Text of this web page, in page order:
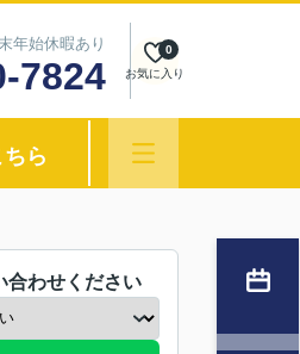
年始休暇あり
7824 お気に入り
0
ら
合わせください